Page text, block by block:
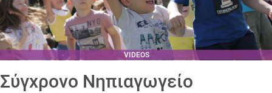
VIDEOS
Σύγχρονο Νηπιαγωγείο